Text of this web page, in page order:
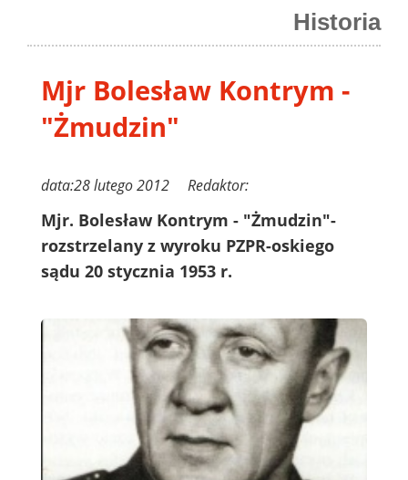
Historia
Mjr Bolesław Kontrym -
"Żmudzin"
data:28 lutego 2012 Redaktor:
Mjr. Bolesław Kontrym - "Żmudzin"-
rozstrzelany z wyroku PZPR-oskiego
sądu 20 stycznia 1953 r.